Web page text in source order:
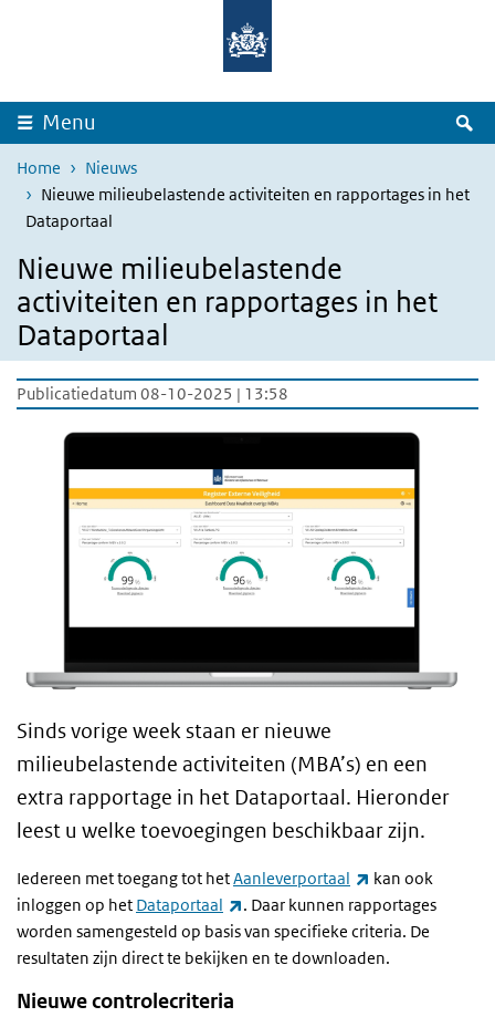
Overslaan en naar de inhoud gaan
Menu
Home
Nieuws
Nieuwe milieubelastende activiteiten en rapportages in het
Dataportaal
Nieuwe milieubelastende
activiteiten en rapportages in het
Dataportaal
Publicatiedatum 08-10-2025 | 13:58
Sinds vorige week staan er nieuwe
milieubelastende activiteiten (MBA’s) en een
extra rapportage in het Dataportaal. Hieronder
leest u welke toevoegingen beschikbaar zijn.
Iedereen met toegang tot hetAanleverportaal (externe link)
kan ook
inloggen op het Dataportaal (externe link)
. Daar kunnen rapportages
worden samengesteld op basis van specifieke criteria. De
resultaten zijn direct te bekijken en te downloaden.
Nieuwe controlecriteria